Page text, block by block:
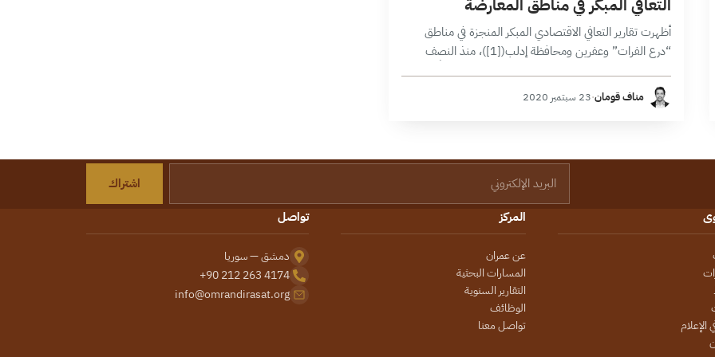
التعافي المبكر في مناطق المعارضة
أظهرت تقارير التعافي الاقتصادي المبكر المنجزة في مناطق
“درع الفرات” وعفرين ومحافظة إدلب([1])، منذ النصف
ملحوظاً في حركية المشاريع الاقتصادية بالشكل…
مناف قومان·23 سبتمبر 2020
اشتراك
الإعلام
المركز
عن عمران
المسارات البحثية
التقارير السنوية
الوظائف
تواصل معنا
تواصل
دمشق — سوريا
+90 212 263 4174
info@omrandirasat.org